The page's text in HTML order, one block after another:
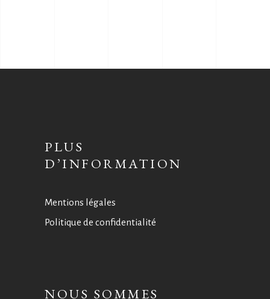
PLUS
D’INFORMATION
Mentions légales
Politique de confidentialité
NOUS SOMMES